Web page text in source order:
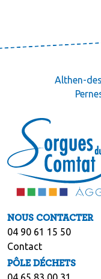
Althen-
NOUS CONTACTER
04 90 61 15 50
Contact
PÔLE DÉCHETS